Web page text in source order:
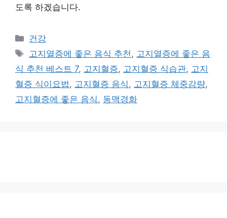
도록 하겠습니다.
카
테
리
건강
태
그
고지열증에 좋은 음식 추천 , 고지열증에 좋은 음
식 추천 베스트 7, 고지혈증, 고지혈증 식습관, 고지
혈증 식이요법 , 고지혈증 음식 , 고지혈증 체중감량,
고지혈증에 좋은 음식 , 동맥경화